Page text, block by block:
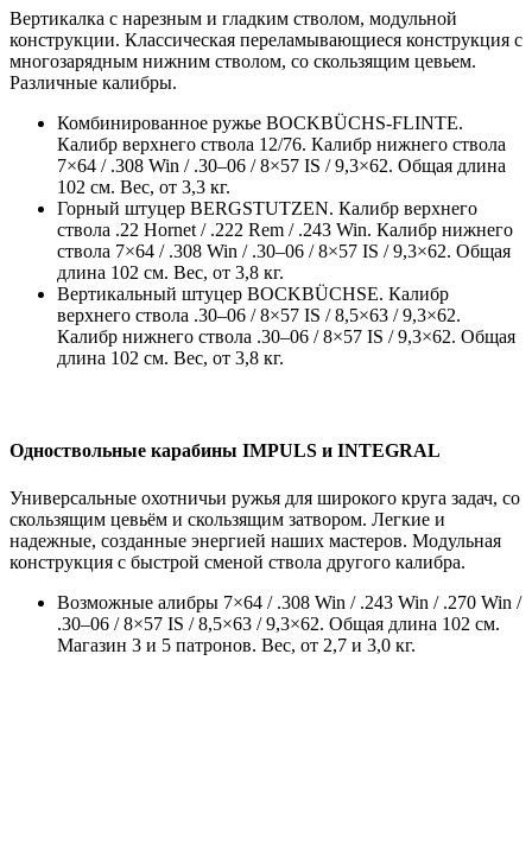
Вертикалка с нарезным и гладким стволом, модульной
конструкции. Классическая переламывающиеся конструкция с
многозарядным нижним стволом, со скользящим цевьем.
Различные калибры.
Комбинированное ружье BOCKBÜCHS-FLINTE.
Калибр верхнего ствола 12/76. Калибр нижнего ствола
7×64 / .308 Win / .30–06 / 8×57 IS / 9,3×62. Общая длина
102 cм. Вес, от 3,3 кг.
Горный штуцер BERGSTUTZEN. Калибр верхнего
ствола .22 Hornet / .222 Rem / .243 Win. Калибр нижнего
ствола 7×64 / .308 Win / .30–06 / 8×57 IS / 9,3×62. Общая
длина 102 cм. Вес, от 3,8 кг.
Вертикальный штуцер BOCKBÜCHSE. Калибр
верхнего ствола .30–06 / 8×57 IS / 8,5×63 / 9,3×62.
Калибр нижнего ствола .30–06 / 8×57 IS / 9,3×62. Общая
длина 102 cм. Вес, от 3,8 кг.
Одноствольные карабины IMPULS и INTEGRAL
Универсальные охотничьи ружья для широкого круга задач, со
скользящим цевьём и скользящим затвором. Легкие и
надежные, созданные энергией наших мастеров. Модульная
конструкция c быстрой сменой ствола другого калибра.
Возможные алибры 7×64 / .308 Win / .243 Win / .270 Win /
.30–06 / 8×57 IS / 8,5×63 / 9,3×62. Общая длина 102 cм.
Магазин 3 и 5 патронов. Вес, от 2,7 и 3,0 кг.